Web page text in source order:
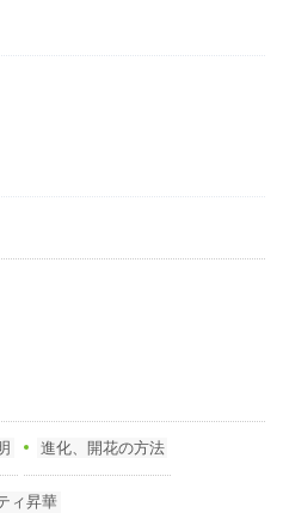
進化、開花の方法
ィ昇華